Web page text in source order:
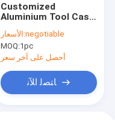
Customized
Aluminium Tool Case
, aluminum storage
case for audio , light
equipment
الأسعار:negotiable
MOQ:1pc
أحصل على آخر سعر
ﺎﺘﺼﻟ ﺍﻶﻧ